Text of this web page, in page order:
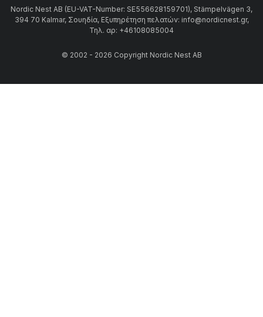
Nordic Nest AB (EU-VAT-Number: SE556628159701), Stämpelvägen 3,
394 70 Kalmar, Σουηδία, Εξυπηρέτηση πελατών: info@nordicnest.gr,
Τηλ. αρ: +46108085004
© 2002 - 2026 Copyright Nordic Nest AB